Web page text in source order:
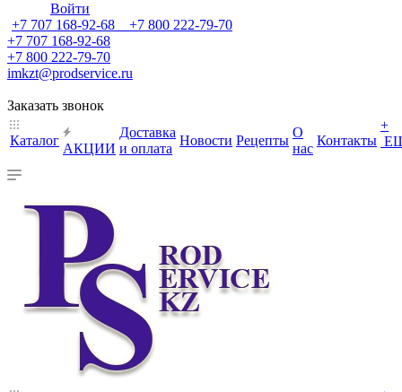
Войти
+7 707 168-92-68 +7 800 222-79-70
+7 707 168-92-68
+7 800 222-79-70
imkzt@prodservice.ru
Заказать звонок
Каталог
АКЦИИ
Доставка
и оплата
Новости Рецепты
О
нас
Контакты
+